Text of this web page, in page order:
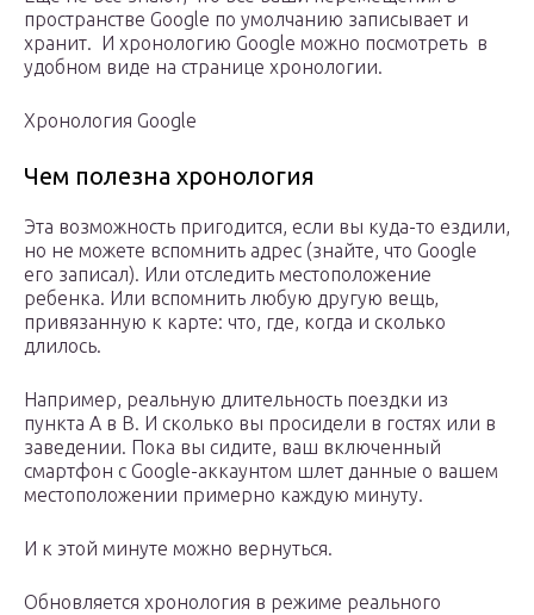
пространстве Google по умолчанию записывает и
хранит. И хронологию Google можно посмотреть в
удобном виде на странице хронологии.
Хронология Google
Чем полезна хронология
Эта возможность пригодится, если вы куда-то ездили,
но не можете вспомнить адрес (знайте, что Google
его записал). Или отследить местоположение
ребенка. Или вспомнить любую другую вещь,
привязанную к карте: что, где, когда и сколько
длилось.
Например, реальную длительность поездки из
пункта А в В. И сколько вы просидели в гостях или в
заведении. Пока вы сидите, ваш включенный
смартфон с Google-аккаунтом шлет данные о вашем
местоположении примерно каждую минуту.
И к этой минуте можно вернуться.
Обновляется хронология в режиме реального